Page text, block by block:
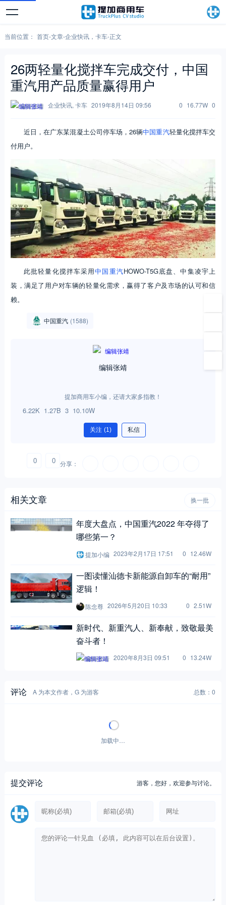
当前位置： 首页-文章-企业快讯， 卡车-正文
26两轻量化搅拌车完成交付，中国
重汽用产品质量赢得用户
编辑张靖 企业快讯, 卡车 2019年8月14日 09:56 0 16.77W 0
近日，在广东某混凝土公司停车场，26辆中国重汽轻量化搅拌车交
付用户。
此批轻量化搅拌车采用中国重汽HOWO-T5G底盘、中集凌宇上
装，满足了用户对车辆的轻量化需求，赢得了客户及市场的认可和信
赖。
中国重汽 (1588)
编辑张靖
提加商用车小编，还请大家多指教！
6.22K 1.27B 3 10.10W
关注 (1) 私信
0 0 分享：
相关文章 换一批
年度大盘点，中国重汽2022 年夺得了
哪些第一？
提加小编 2023年2月17日 17:51 0 12.46W
一图读懂汕德卡新能源自卸车的“耐用”
逻辑！
陈念尊 2026年5月20日 10:33 0 2.51W
新时代、新重汽人、新奉献，致敬最美
奋斗者！
编辑张靖 2020年8月3日 09:51 0 13.24W
评论 A 为本文作者，G 为游客 总数：0
加载中…
提交评论 游客，您好，欢迎参与讨论。